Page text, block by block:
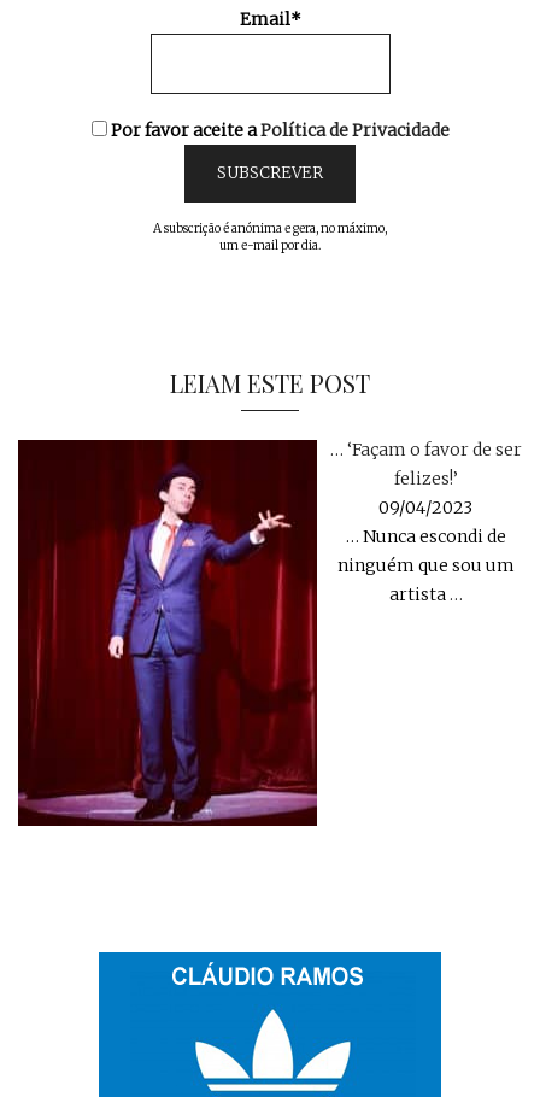
Email*
Por favor aceite aPolítica de Privacidade
A subscrição é anónima e gera, no máximo,
um e-mail por dia.
LEIAM ESTE POST
… ‘Façam o favor de ser
felizes!’
09/04/2023
… Nunca escondi de
ninguém que sou um
artista…